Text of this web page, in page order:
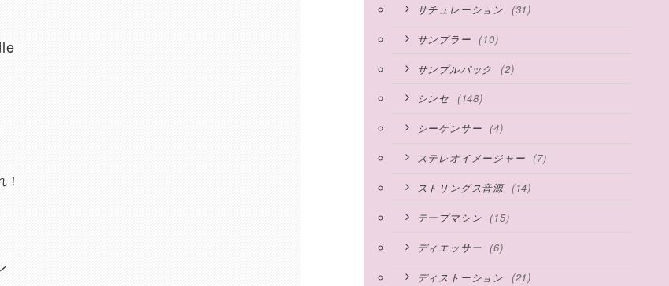
サチュレーション (31)
サンプラー (10)
サンプルパック (2)
シンセ (148)
シーケンサー (4)
ステレオイメージャー (7)
ストリングス音源 (14)
テープマシン (15)
ディエッサー (6)
ディストーション (21)